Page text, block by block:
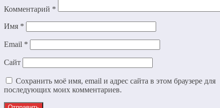
Комментарий *
Имя *
Email *
Сайт
Сохранить моё имя, email и адрес сайта в этом браузере для
последующих моих комментариев.